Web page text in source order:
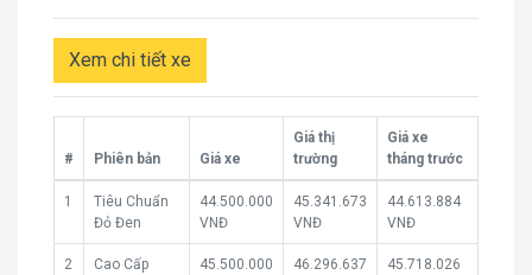
Xem chi tiết xe
# Phiên bản Giá xe
Giá thị
trường
Giá xe
tháng trước
1
Tiêu Chuẩn
Đỏ Đen
44.500.000
VNĐ
45.341.673
VNĐ
44.613.884
VNĐ
2
Cao Cấp
45.500.000
46.296.637
45.718.026